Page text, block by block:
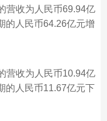
营收为人民币69.94亿
的人民币64.26亿元增
营收为人民币10.94亿
的人民币11.67亿元下